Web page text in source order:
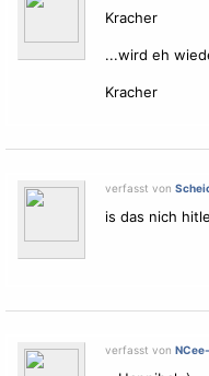
Kracher
...wird eh
Kracher
verfasst von
is das nich
verfasst von